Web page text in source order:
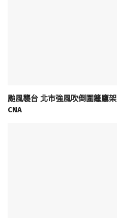
颱風襲台 北市強風吹倒圍籬鷹
CNA